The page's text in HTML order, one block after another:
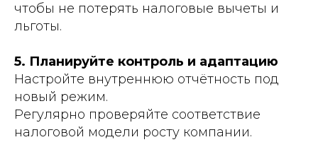
чтобы не потерять налоговые вычеты и
льготы.
5. Планируйте контроль и адаптацию
Настройте внутреннюю отчётность под
новый режим.
Регулярно проверяйте соответствие
налоговой модели росту компании.